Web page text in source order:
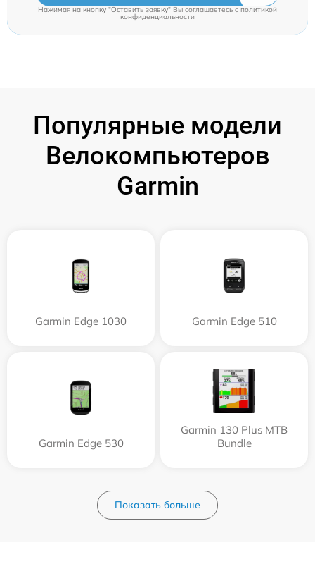
Нажимая на кнопку "Оставить заявку" Вы соглашаетесь cполитикой
конфиденциальности
Популярные модели
Велокомпьютеров
Garmin
Garmin Edge 1030 Garmin Edge 510
Garmin Edge 530
Garmin 130 Plus MTB
Bundle
Показать больше